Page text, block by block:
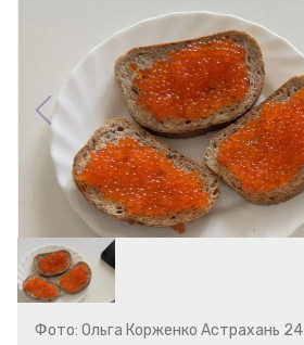
Фото: Ольга Корженко Астрахань 24